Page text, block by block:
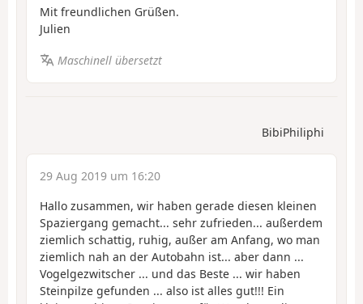
Mit freundlichen Grüßen.
Julien
Maschinell übersetzt
BibiPhiliphi
29 Aug 2019 um 16:20
Hallo zusammen, wir haben gerade diesen kleinen
Spaziergang gemacht... sehr zufrieden... außerdem
ziemlich schattig, ruhig, außer am Anfang, wo man
ziemlich nah an der Autobahn ist... aber dann ...
Vogelgezwitscher ... und das Beste ... wir haben
Steinpilze gefunden ... also ist alles gut!!! Ein